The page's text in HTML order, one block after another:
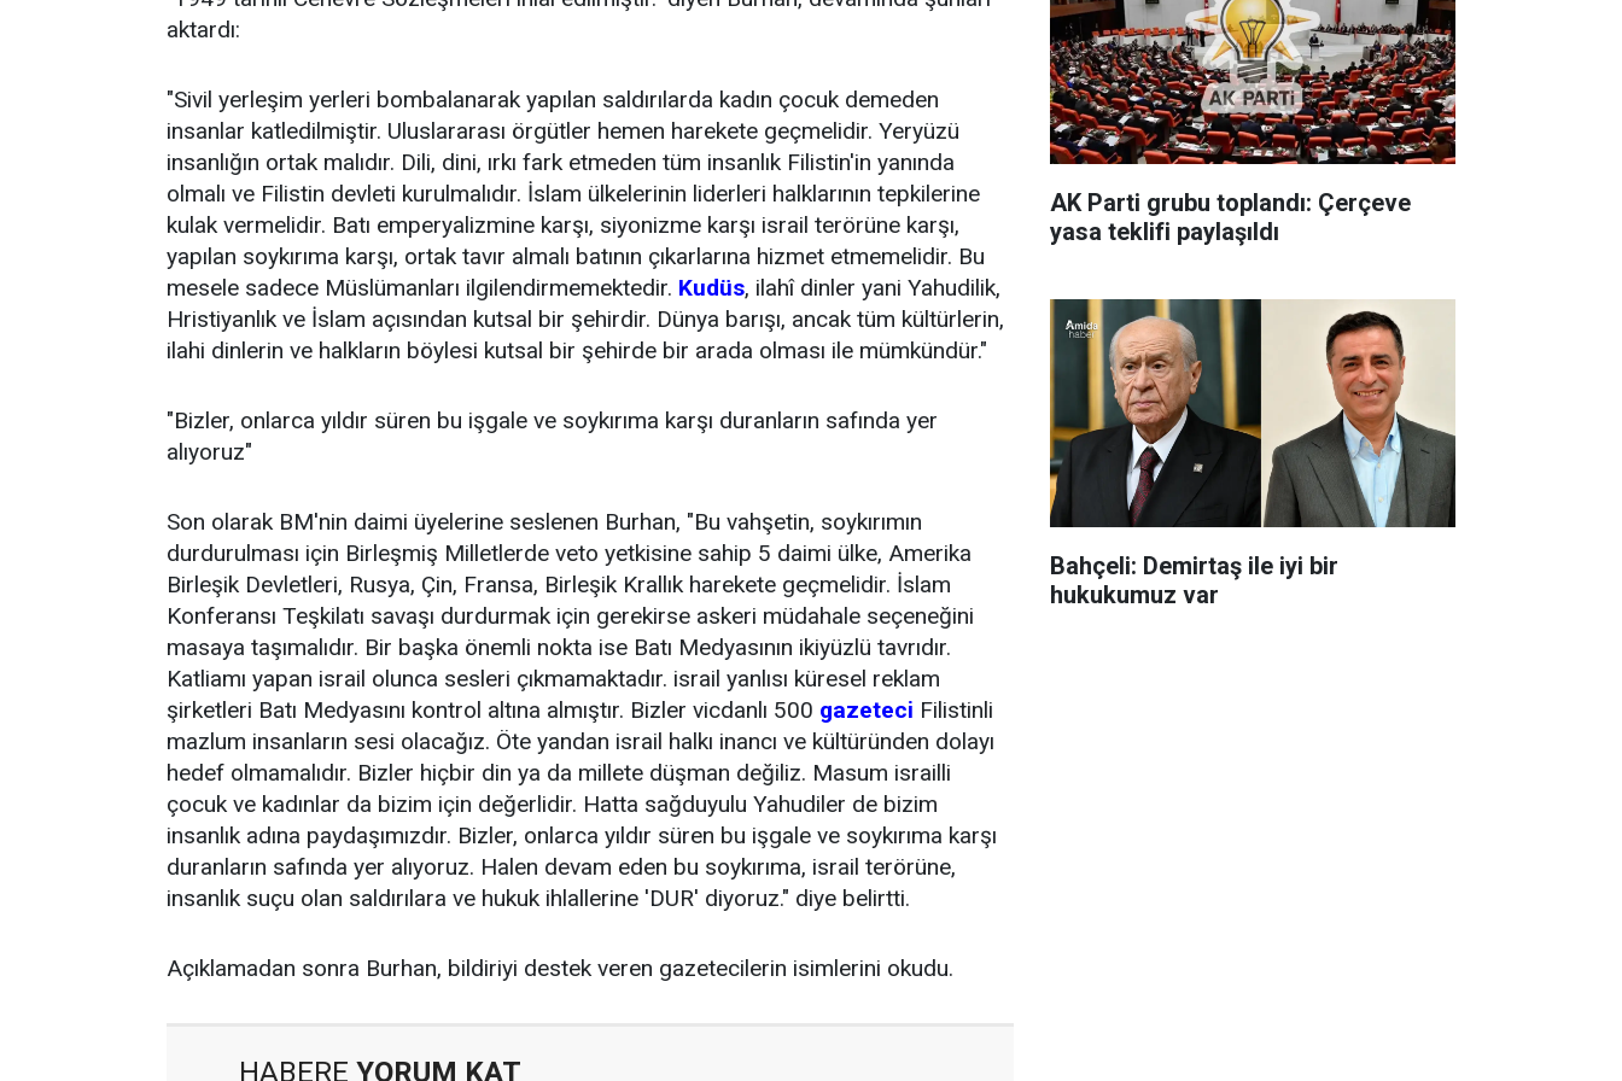
aktardı:
"Sivil yerleşim yerleri bombalanarak yapılan saldırılarda kadın çocuk demeden
insanlar katledilmiştir. Uluslararası örgütler hemen harekete geçmelidir. Yeryüzü
insanlığın ortak malıdır. Dili, dini, ırkı fark etmeden tüm insanlık Filistin'in yanında
olmalı ve Filistin devleti kurulmalıdır. İslam ülkelerinin liderleri halklarının tepkilerine
kulak vermelidir. Batı emperyalizmine karşı, siyonizme karşı israil terörüne karşı,
yapılan soykırıma karşı, ortak tavır almalı batının çıkarlarına hizmet etmemelidir. Bu
mesele sadece Müslümanları ilgilendirmemektedir. Kudüs, ilahî dinler yani Yahudilik,
Hristiyanlık ve İslam açısından kutsal bir şehirdir. Dünya barışı, ancak tüm kültürlerin,
ilahi dinlerin ve halkların böylesi kutsal bir şehirde bir arada olması ile mümkündür."
"Bizler, onlarca yıldır süren bu işgale ve soykırıma karşı duranların safında yer
alıyoruz"
Son olarak BM'nin daimi üyelerine seslenen Burhan, "Bu vahşetin, soykırımın
durdurulması için Birleşmiş Milletlerde veto yetkisine sahip 5 daimi ülke, Amerika
Birleşik Devletleri, Rusya, Çin, Fransa, Birleşik Krallık harekete geçmelidir. İslam
Konferansı Teşkilatı savaşı durdurmak için gerekirse askeri müdahale seçeneğini
masaya taşımalıdır. Bir başka önemli nokta ise Batı Medyasının ikiyüzlü tavrıdır.
Katliamı yapan israil olunca sesleri çıkmamaktadır. israil yanlısı küresel reklam
şirketleri Batı Medyasını kontrol altına almıştır. Bizler vicdanlı 500 gazeteci Filistinli
mazlum insanların sesi olacağız. Öte yandan israil halkı inancı ve kültüründen dolayı
hedef olmamalıdır. Bizler hiçbir din ya da millete düşman değiliz. Masum israilli
çocuk ve kadınlar da bizim için değerlidir. Hatta sağduyulu Yahudiler de bizim
insanlık adına paydaşımızdır. Bizler, onlarca yıldır süren bu işgale ve soykırıma karşı
duranların safında yer alıyoruz. Halen devam eden bu soykırıma, israil terörüne,
insanlık suçu olan saldırılara ve hukuk ihlallerine 'DUR' diyoruz." diye belirtti.
Açıklamadan sonra Burhan, bildiriyi destek veren gazetecilerin isimlerini okudu.
HABERE YORUM KAT
AK Parti grubu toplandı: Çerçeve
yasa teklifi paylaşıldı
Bahçeli: Demirtaş ile iyi bir
hukukumuz var